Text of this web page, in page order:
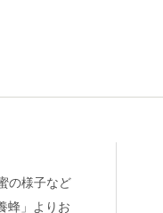
の様子など
蜂」よりお